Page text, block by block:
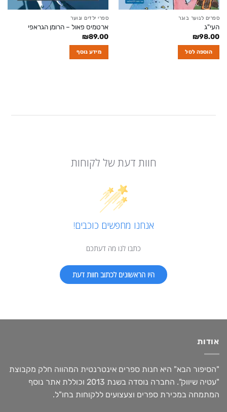
ספרים לנוער בוגר
העי"ג
₪98.00
הוספה לסל
ספרי ילדים ונוער
ארטמיס פאול – הרומן הגראפי
₪89.00
מידע נוסף
חוות דעת של לקוחות
אנחנו מחפשים כוכבים!
כתבו לנו מה דעתכם
היו הראשונים לכתוב חוות דעת
אודות
"הסיפור הבא" היא חנות ספרים אינטרנטית המהווה חלק מקבוצת
"עטיה שיווק". החברה נוסדה בשנת 2013 וכוללת אתר נוסף
המתמחה במכירת ספרים וצעצועים ללקוחות בחו"ל.